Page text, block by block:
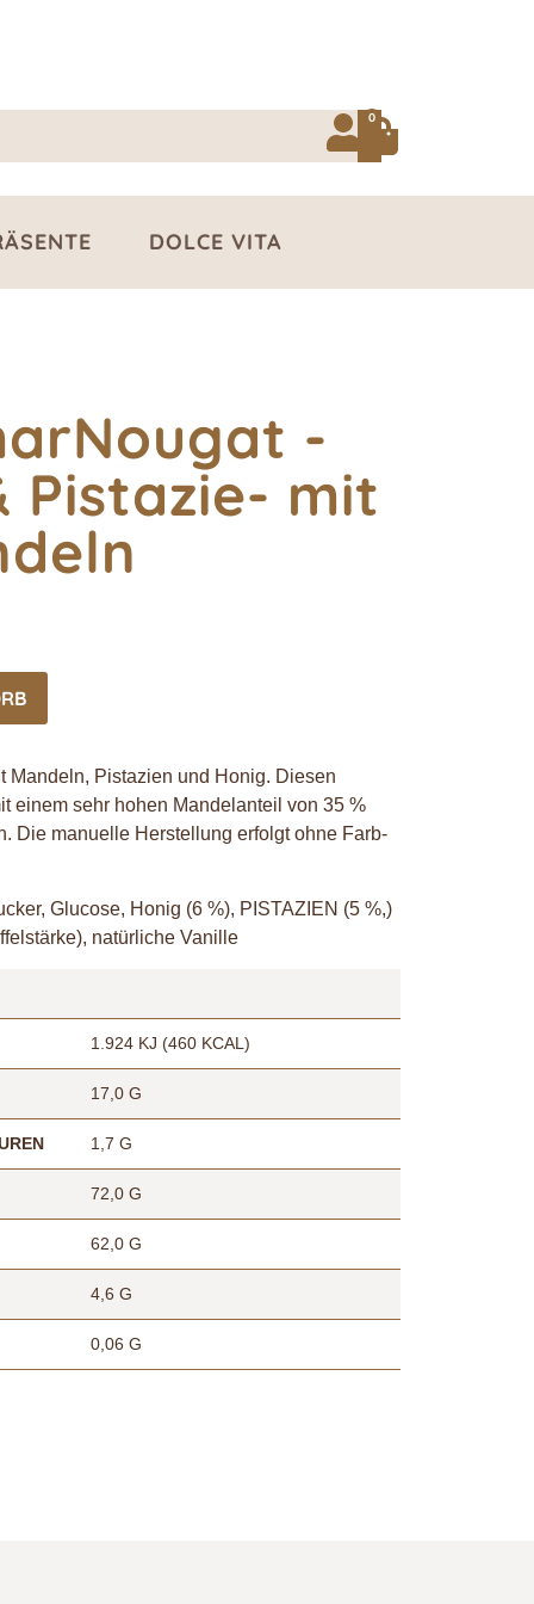
0
DOLCE VITA
-
Pistazie- mit
Mandeln, Pistazien und Honig. Diesen
einem sehr hohen Mandelanteil von 35 %
Die manuelle Herstellung erfolgt ohne Farb-
Glucose, Honig (6 %), PISTAZIEN (5 %,)
natürliche Vanille
1.924 KJ (460 KCAL)
17,0 G
1,7 G
72,0 G
62,0 G
4,6 G
0,06 G